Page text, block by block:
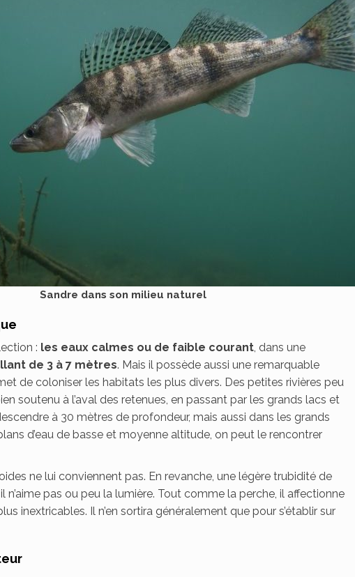
Sandre dans son milieu naturel
: les eaux calmes ou de faible courant, dans une
de 3 à 7 mètres. Mais il possède aussi une remarquable
de coloniser les habitats les plus divers. Des petites rivières peu
soutenu à l’aval des retenues, en passant par les grands lacs et
à 30 mètres de profondeur, mais aussi dans les grands
d’eau de basse et moyenne altitude, on peut le rencontrer
ne lui conviennent pas. En revanche, une légère trubidité de
n’aime pas ou peu la lumière. Tout comme la perche, il affectionne
inextricables. Il n’en sortira généralement que pour s’établir sur